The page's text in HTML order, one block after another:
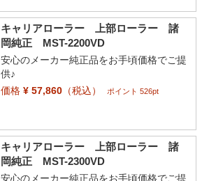
キャリアローラー 上部ローラー 諸
岡純正 MST-2200VD
安心のメーカー純正品をお手頃価格でご提
供♪
価格¥ 57,860（税込） ポイント 526pt
キャリアローラー 上部ローラー 諸
岡純正 MST-2300VD
安心のメーカー純正品をお手頃価格でご提